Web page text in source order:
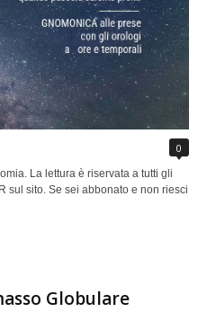
0
La lettura è riservata a tutti gli
sul sito. Se sei abbonato e non riesci
Globulare